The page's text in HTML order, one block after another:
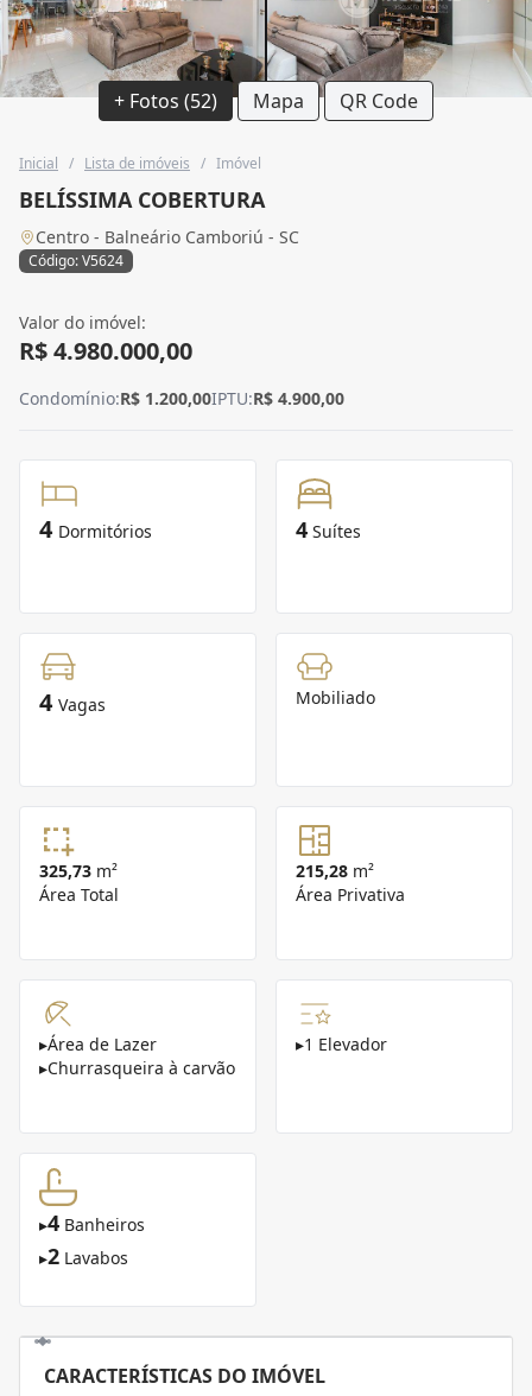
+ Fotos (52) Mapa QR Code
Inicial / Lista de imóveis / Imóvel
BELÍSSIMA COBERTURA
Centro - Balneário Camboriú - SC
Código: V5624
Valor do imóvel:
R$ 4.980.000,00
Condomínio:R$ 1.200,00IPTU:R$ 4.900,00
4 Dormitórios 4 Suítes
4 Vagas Mobiliado
325,73 m²
Área Total
215,28 m²
Área Privativa
▸Área de Lazer
▸Churrasqueira à carvão
▸1 Elevador
▸4 Banheiros
▸2 Lavabos
CARACTERÍSTICAS DO IMÓVEL